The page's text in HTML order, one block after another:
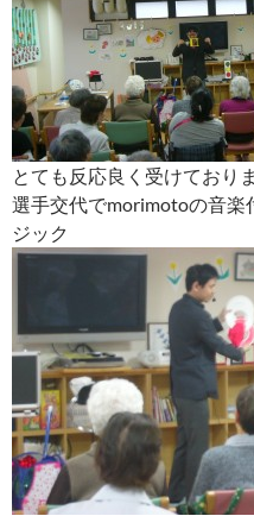
とても反応良く受けており
選手交代でmorimotoの音楽
ジック